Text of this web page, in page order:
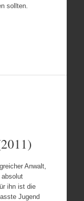
sollten.
Anwalt,
ihn ist die
Jugend